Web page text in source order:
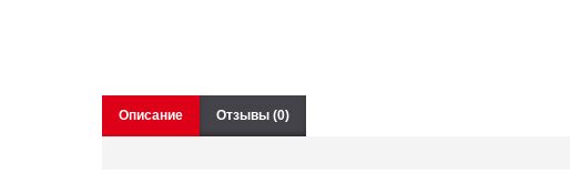
Описание Отзывы (0)